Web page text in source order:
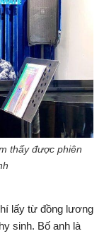
thấy được phiên
lấy từ đồng lương
sinh. Bố anh là